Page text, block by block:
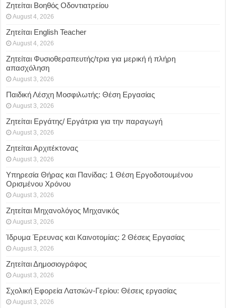
Ζητείται Βοηθός Οδοντιατρείου
August 4, 2026
Ζητείται English Teacher
August 4, 2026
Ζητείται Φυσιοθεραπευτής/τρια για μερική ή πλήρη
απασχόληση
August 3, 2026
Παιδική Λέσχη Μοσφιλωτής: Θέση Εργασίας
August 3, 2026
Ζητείται Εργάτης/ Εργάτρια για την παραγωγή
August 3, 2026
Ζητείται Αρχιτέκτονας
August 3, 2026
Υπηρεσία Θήρας και Πανίδας: 1 Θέση Eργοδοτουμένου
Oρισμένου Xρόνου
August 3, 2026
Ζητείται Μηχανολόγος Μηχανικός
August 3, 2026
Ίδρυμα Έρευνας και Καινοτομίας: 2 Θέσεις Εργασίας
August 3, 2026
Ζητείται Δημοσιογράφος
August 3, 2026
Σχολική Εφορεία Λατσιών-Γερίου: Θέσεις εργασίας
August 3, 2026